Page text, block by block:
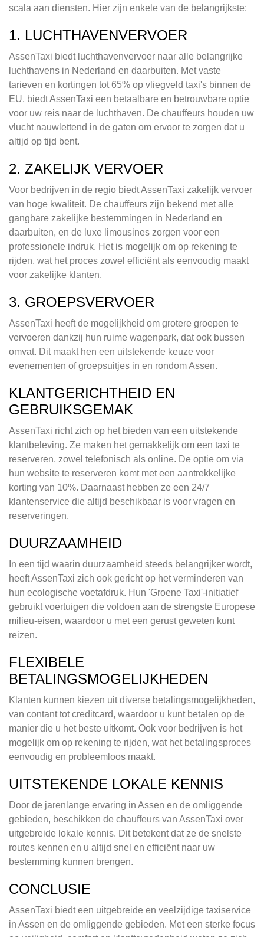
scala aan diensten. Hier zijn enkele van de belangrijkste:
1. LUCHTHAVENVERVOER
AssenTaxi biedt luchthavenvervoer naar alle belangrijke
luchthavens in Nederland en daarbuiten. Met vaste
tarieven en kortingen tot 65% op vliegveld taxi's binnen de
EU, biedt AssenTaxi een betaalbare en betrouwbare optie
voor uw reis naar de luchthaven. De chauffeurs houden uw
vlucht nauwlettend in de gaten om ervoor te zorgen dat u
altijd op tijd bent.
2. ZAKELIJK VERVOER
Voor bedrijven in de regio biedt AssenTaxi zakelijk vervoer
van hoge kwaliteit. De chauffeurs zijn bekend met alle
gangbare zakelijke bestemmingen in Nederland en
daarbuiten, en de luxe limousines zorgen voor een
professionele indruk. Het is mogelijk om op rekening te
rijden, wat het proces zowel efficiënt als eenvoudig maakt
voor zakelijke klanten.
3. GROEPSVERVOER
AssenTaxi heeft de mogelijkheid om grotere groepen te
vervoeren dankzij hun ruime wagenpark, dat ook bussen
omvat. Dit maakt hen een uitstekende keuze voor
evenementen of groepsuitjes in en rondom Assen.
KLANTGERICHTHEID EN
GEBRUIKSGEMAK
AssenTaxi richt zich op het bieden van een uitstekende
klantbeleving. Ze maken het gemakkelijk om een taxi te
reserveren, zowel telefonisch als online. De optie om via
hun website te reserveren komt met een aantrekkelijke
korting van 10%. Daarnaast hebben ze een 24/7
klantenservice die altijd beschikbaar is voor vragen en
reserveringen.
DUURZAAMHEID
In een tijd waarin duurzaamheid steeds belangrijker wordt,
heeft AssenTaxi zich ook gericht op het verminderen van
hun ecologische voetafdruk. Hun 'Groene Taxi'-initiatief
gebruikt voertuigen die voldoen aan de strengste Europese
milieu-eisen, waardoor u met een gerust geweten kunt
reizen.
FLEXIBELE
BETALINGSMOGELIJKHEDEN
Klanten kunnen kiezen uit diverse betalingsmogelijkheden,
van contant tot creditcard, waardoor u kunt betalen op de
manier die u het beste uitkomt. Ook voor bedrijven is het
mogelijk om op rekening te rijden, wat het betalingsproces
eenvoudig en probleemloos maakt.
UITSTEKENDE LOKALE KENNIS
Door de jarenlange ervaring in Assen en de omliggende
gebieden, beschikken de chauffeurs van AssenTaxi over
uitgebreide lokale kennis. Dit betekent dat ze de snelste
routes kennen en u altijd snel en efficiënt naar uw
bestemming kunnen brengen.
CONCLUSIE
AssenTaxi biedt een uitgebreide en veelzijdige taxiservice
in Assen en de omliggende gebieden. Met een sterke focus